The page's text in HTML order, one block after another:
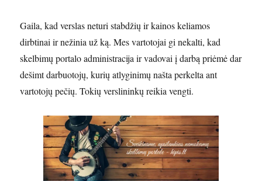
Gaila, kad verslas neturi stabdžių ir kainos keliamos
dirbtinai ir nežinia už ką. Mes vartotojai gi nekalti, kad
skelbimų portalo administracija ir vadovai į darbą priėmė dar
dešimt darbuotojų, kurių atlyginimų našta perkelta ant
vartotojų pečių. Tokių verslininkų reikia vengti.